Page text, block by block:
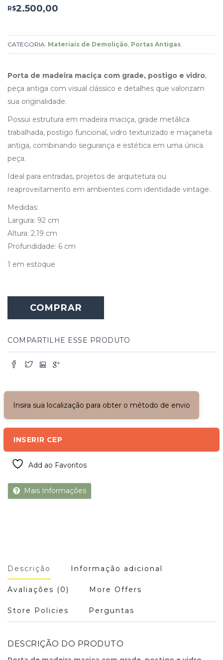
R$2.500,00
CATEGORIA: Materiais de Demolição Portas Antigas
Porta de madeira maciça com grade, postigo e vidro,
peça antiga com visual clássico e detalhes que valorizam
sua originalidade.
Possui estrutura em madeira maciça, grade metálica
trabalhada, postigo funcional, vidro texturizado e maçaneta
antiga, combinando segurança e estética em uma única
peça.
Ideal para entradas, projetos de arquitetura ou
reaproveitamento em ambientes com identidade vintage.
Medidas:
Largura: 92 cm
Altura: 2.19 cm
Profundidade: 6 cm
1 em estoque
Madeira
Maciça
Grade
e
Postigo
quantidade
COMPRAR
COMPARTILHE ESSE PRODUTO
Insira sua localização para obter o método de envio
INSERIR CEP
Add ao Favoritos
Mais Informações
Descrição Informação adicional
Avaliações (0) More Offers
Store Policies Perguntas
DESCRIÇÃO DO PRODUTO